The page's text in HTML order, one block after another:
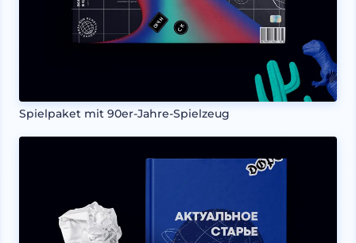
Spielpaket mit 90er-Jahre-Spielzeug